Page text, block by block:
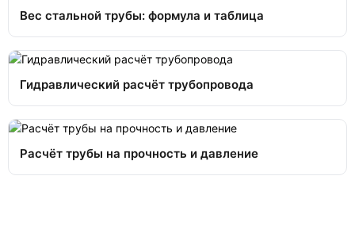
Вес стальной трубы: формула и таблица
Гидравлический расчёт трубопровода
Расчёт трубы на прочность и давление